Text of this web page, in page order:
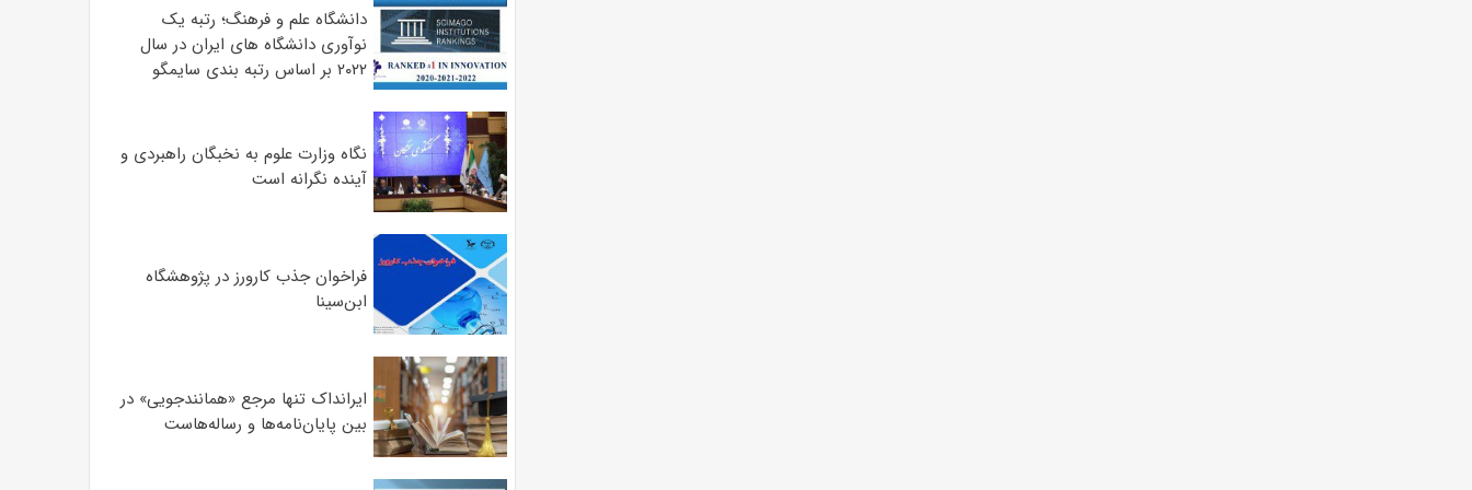
دانشگاه علم و فرهنگ؛ رتبه یک
نوآوری دانشگاه های ایران در سال
۲۰۲۲ بر اساس رتبه بندی سایمگو
نگاه وزارت علوم به نخبگان راهبردی و
آینده نگرانه است
فراخوان جذب کارورز در پژوهشگاه
ابن‌سینا
ایرانداک تنها مرجع «همانندجویی» در
بین پایان‌نامه‌ها و رساله‌هاست